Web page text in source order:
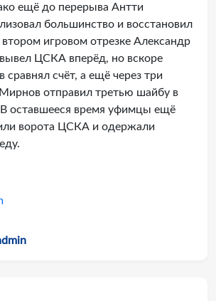
ещё до перерыва Антти
большинство и восстановил
втором игровом отрезке Александр
вывел ЦСКА вперёд, но вскоре
сравнял счёт, а ещё через три
отправил третью шайбу в
В оставшееся время уфимцы ещё
ворота ЦСКА и одержали